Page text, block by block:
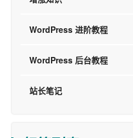
WordPress 进阶教程
WordPress 后台教程
站长笔记